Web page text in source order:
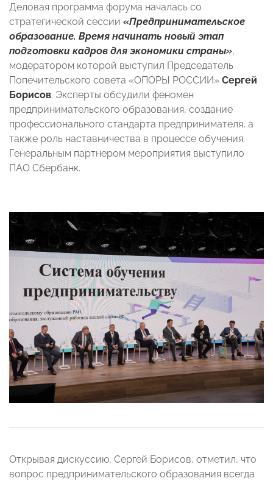
Деловая программа форума началась со
стратегической сессии «Предпринимательское
образование. Время начинать новый этап
подготовки кадров для экономики страны»,
модератором которой выступил Председатель
Попечительского совета «ОПОРЫ РОССИИ» Сергей
Борисов. Эксперты обсудили феномен
предпринимательского образования, создание
профессионального стандарта предпринимателя, а
также роль наставничества в процессе обучения.
Генеральным партнером мероприятия выступило
ПАО Сбербанк.
Открывая дискуссию, Сергей Борисов, отметил, что
вопрос предпринимательского образования всегда